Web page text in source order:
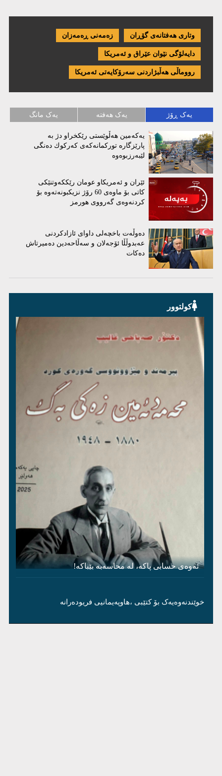
وتاری هەفتانەی گۆڕان زەمەنی ڕەمەزان
دایەلۆگی نێوان عێراق و ئەمریكا
رووماڵی هەڵبژاردنی سەرۆکایەتی ئەمریکا
یەک ڕۆژ یەک هەفتە یەک مانگ
یەكەمین هەڵوێستی رێكخراو دژ بە
پارێزگارە توركمانەكەی كەركوك دەنگی
لێبەرزبوەوە
ئێران و ئەمریكاو عومان رێككەوتنێكی
كاتی بۆ ماوەی 60 رۆژ نزیكبونەتەوە بۆ
كردنەوەی گەرووی هورمز
دەوڵەت باخچەلی داوای ئازادکردنی
عەبدوڵڵا ئۆجەلان و سەڵاحەدین دەمیرتاش
دەکات
کولتوور
ئەوەی حسابی پاکە، لە محاسەبە بێباکە!
خوێندنەوەیەک بۆ کتێبی ،هاوپەیمانیی فریودەرانە